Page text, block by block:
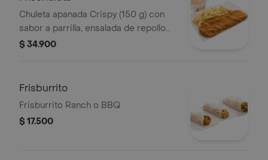
Chuleta apanada Crispy (150 g) con
sabor a parrilla, ensalada de repollo
personal (145 g) y papas a la francesa
$ 34.900
Frisburrito
Frisburrito Ranch o BBQ
$ 17.500